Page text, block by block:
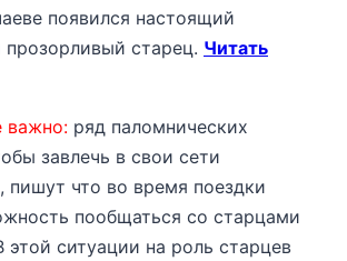
появился настоящий
старец. Читать
важно: ряд паломнических
завлечь в свои сети
пишут что во время поездки
пообщаться со старцами
этой ситуации на роль старцев